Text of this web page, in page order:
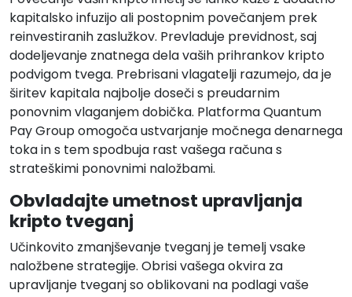
kapitalsko infuzijo ali postopnim povečanjem prek
reinvestiranih zaslužkov. Prevladuje previdnost, saj
dodeljevanje znatnega dela vaših prihrankov kripto
podvigom tvega. Prebrisani vlagatelji razumejo, da je
širitev kapitala najbolje doseči s preudarnim
ponovnim vlaganjem dobička. Platforma Quantum
Pay Group omogoča ustvarjanje močnega denarnega
toka in s tem spodbuja rast vašega računa s
strateškimi ponovnimi naložbami.
Obvladajte umetnost upravljanja
kripto tveganj
Učinkovito zmanjševanje tveganj je temelj vsake
naložbene strategije. Obrisi vašega okvira za
upravljanje tveganj so oblikovani na podlagi vaše